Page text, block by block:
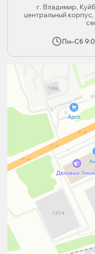
г. Владимир,
центральный
Пн–Сб